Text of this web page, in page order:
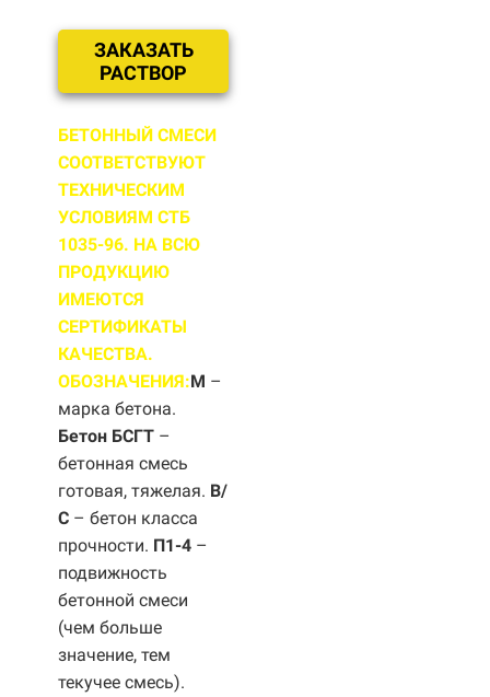
ЗАКАЗАТЬ
РАСТВОР
БЕТОННЫЙ СМЕСИ
СООТВЕТСТВУЮТ
ТЕХНИЧЕСКИМ
УСЛОВИЯМ СТБ
1035-96. НА ВСЮ
ПРОДУКЦИЮ
ИМЕЮТСЯ
СЕРТИФИКАТЫ
КАЧЕСТВА.
ОБОЗНАЧЕНИЯ:М –
марка бетона.
Бетон БСГТ –
бетонная смесь
готовая, тяжелая. B/
С – бетон класса
прочности. П1-4 –
подвижность
бетонной смеси
(чем больше
значение, тем
текучее смесь).